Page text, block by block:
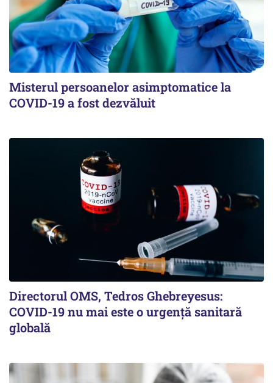
Misterul persoanelor asimptomatice la
COVID-19 a fost dezvăluit
Directorul OMS, Tedros Ghebreyesus:
COVID-19 nu mai este o urgenţă sanitară
globală